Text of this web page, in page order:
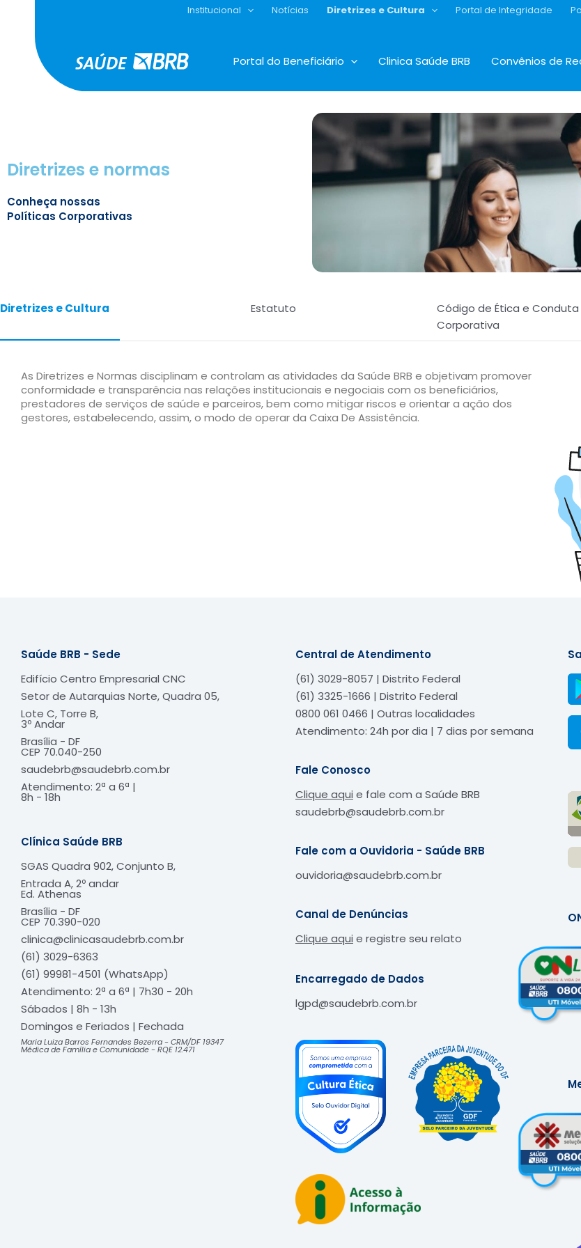
conteúdo
Institucional Notícias Diretrizes e Cultura Portal de Integridade
Portal do Beneficiário Clinica Saúde BRB Convênios de
Diretrizes e normas
Conheça nossas
Políticas Corporativas
Diretrizes e Cultura Estatuto
Código de Ética e Conduta
Corporativa
As Diretrizes e Normas disciplinam e controlam as atividades da Saúde BRB e objetivam promover
conformidade e transparência nas relações institucionais e negociais com os beneficiários,
prestadores de serviços de saúde e parceiros, bem como mitigar riscos e orientar a ação dos
gestores, estabelecendo, assim, o modo de operar da Caixa De Assistência.
Saúde BRB - Sede
Edifício Centro Empresarial CNC
Setor de Autarquias Norte, Quadra 05,
Lote C, Torre B,
3º Andar
Brasília - DF
CEP 70.040-250
saudebrb@saudebrb.com.br
Atendimento: 2ª a 6ª |
8h - 18h​
Clínica Saúde BRB
SGAS Quadra 902, Conjunto B,
Entrada A, 2º andar
Ed. Athenas
Brasília - DF
CEP 70.390-020
clinica@clinicasaudebrb.com.br
(61) 3029-6363
(61) 99981-4501 (WhatsApp)
Atendimento: 2ª a 6ª | 7h30 - 20h
Sábados | 8h - 13h
Domingos e Feriados | Fechada​
Maria Luiza Barros Fernandes Bezerra - CRM/DF 19347
Médica de Família e Comunidade - RQE 12.471
Central de Atendimento
(61) 3029-8057 | Distrito Federal
(61) 3325-1666 | Distrito Federal
0800 061 0466 | Outras localidades
Atendimento: 24h por dia | 7 dias por semana
Fale Conosco
Clique aqui e fale com a Saúde BRB
saudebrb@saudebrb.com.br
Fale com a Ouvidoria - Saúde BRB
ouvidoria@saudebrb.com.br
Canal de Denúncias
Clique aqui e registre seu relato
Encarregado de Dados
lgpd@saudebrb.com.br